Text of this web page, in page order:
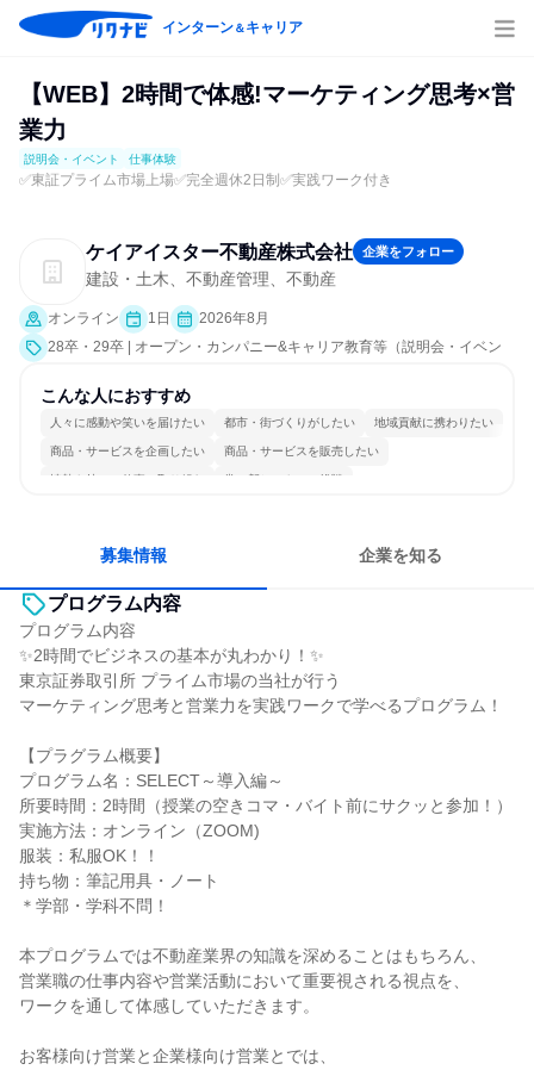
インターン＆キャリア
【WEB】2時間で体感!マーケティング思考×営
業力
説明会・イベント 仕事体験
✅東証プライム市場上場✅完全週休2日制✅実践ワーク付き
ケイアイスター不動産株式会社 企業をフォロー
建設・土木、不動産管理、不動産
オンライン 1日
2026年8月
28卒・29卒 | オープン・カンパニー&キャリア教育等（説明会・イベン
験）
こんな人におすすめ
人々に感動や笑いを届けたい 都市・街づくりがしたい 地域貢献に携わりたい
商品・サービスを企画したい 商品・サービスを販売したい
情熱を持って仕事に取り組む 常に新しいものに挑戦
募集情報 企業を知る
プログラム内容
プログラム内容
✨2時間でビジネスの基本が丸わかり！✨
東京証券取引所 プライム市場の当社が行う
マーケティング思考と営業力を実践ワークで学べるプログラム！
【プラグラム概要】
プログラム名：SELECT～導入編～
所要時間：2時間（授業の空きコマ・バイト前にサクッと参加！）
実施方法：オンライン（ZOOM)
服装：私服OK！！
持ち物：筆記用具・ノート
＊学部・学科不問！
本プログラムでは不動産業界の知識を深めることはもちろん、
営業職の仕事内容や営業活動において重要視される視点を、
ワークを通して体感していただきます。
お客様向け営業と企業様向け営業とでは、